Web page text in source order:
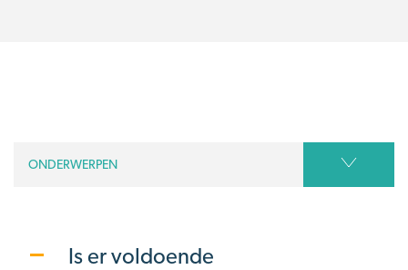
ONDERWERPEN
Is er voldoende